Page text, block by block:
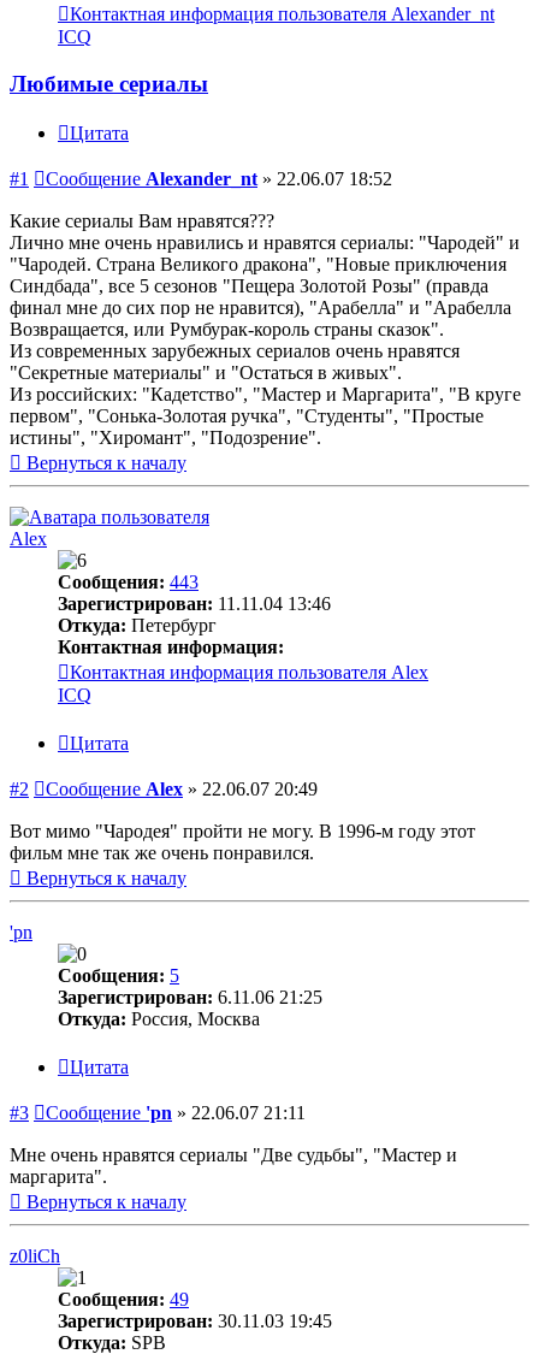
Контактная информация пользователя Alexander_nt
ICQ
Любимые сериалы
Цитата
#1 Сообщение Alexander_nt » 22.06.07 18:52
Какие сериалы Вам нравятся???
Лично мне очень нравились и нравятся сериалы: "Чародей" и
"Чародей. Страна Великого дракона", "Новые приключения
Синдбада", все 5 сезонов "Пещера Золотой Розы" (правда
финал мне до сих пор не нравится), "Арабелла" и "Арабелла
Возвращается, или Румбурак-король страны сказок".
Из современных зарубежных сериалов очень нравятся
"Секретные материалы" и "Остаться в живых".
Из российских: "Кадетство", "Мастер и Маргарита", "В круге
первом", "Сонька-Золотая ручка", "Студенты", "Простые
истины", "Хиромант", "Подозрение".
Вернуться к началу
Alex
Сообщения: 443
Зарегистрирован: 11.11.04 13:46
Откуда: Петербург
Контактная информация:
Контактная информация пользователя Alex
ICQ
Цитата
#2 Сообщение Alex » 22.06.07 20:49
Вот мимо "Чародея" пройти не могу. В 1996-м году этот
фильм мне так же очень понравился.
Вернуться к началу
'pn
Сообщения: 5
Зарегистрирован: 6.11.06 21:25
Откуда: Россия, Москва
Цитата
#3 Сообщение 'pn » 22.06.07 21:11
Мне очень нравятся сериалы "Две судьбы", "Мастер и
маргарита".
Вернуться к началу
z0liCh
Сообщения: 49
Зарегистрирован: 30.11.03 19:45
Откуда: SPB